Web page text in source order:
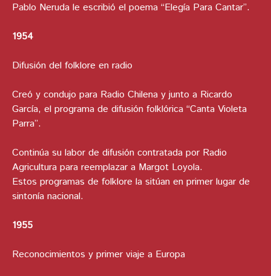
Pablo Neruda le escribió el poema “Elegía Para Cantar”.
1954
Difusión del folklore en radio
Creó y condujo para Radio Chilena y junto a Ricardo
García, el programa de difusión folklórica “Canta Violeta
Parra”.
Continúa su labor de difusión contratada por Radio
Agricultura para reemplazar a Margot Loyola.
Estos programas de folklore la sitúan en primer lugar de
sintonía nacional.
1955
Reconocimientos y primer viaje a Europa